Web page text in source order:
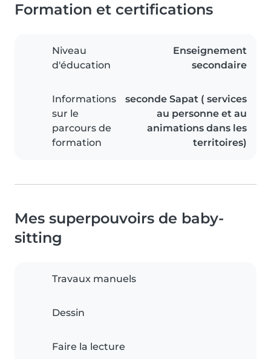
Formation et certifications
Niveau
d'éducation
Enseignement
secondaire
Informations
sur le
parcours de
formation
seconde Sapat ( services
au personne et au
animations dans les
territoires)
Mes superpouvoirs de baby-
sitting
Travaux manuels
Dessin
Faire la lecture